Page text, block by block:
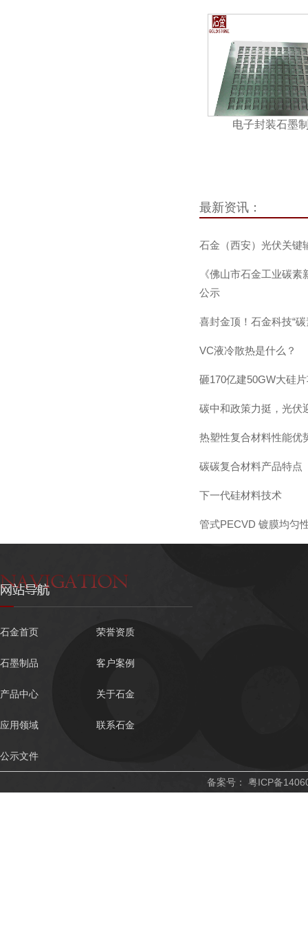
电子封装石墨
最新资讯：
石金（西安）光伏关键
《佛山市石金工业碳
公示
喜封金顶！石金科技“
VC液冷散热是什么？
砸170亿建50GW大硅
碳中和政策力挺，光伏
热塑性复合材料性能优
碳碳复合材料产品特点
下一代硅材料技术
管式PECVD 镀膜均匀
石金首页 荣誉资质
石墨制品 客户案例
产品中心 关于石金
应用领域 联系石金
公示文件
备案号： 粤ICP备